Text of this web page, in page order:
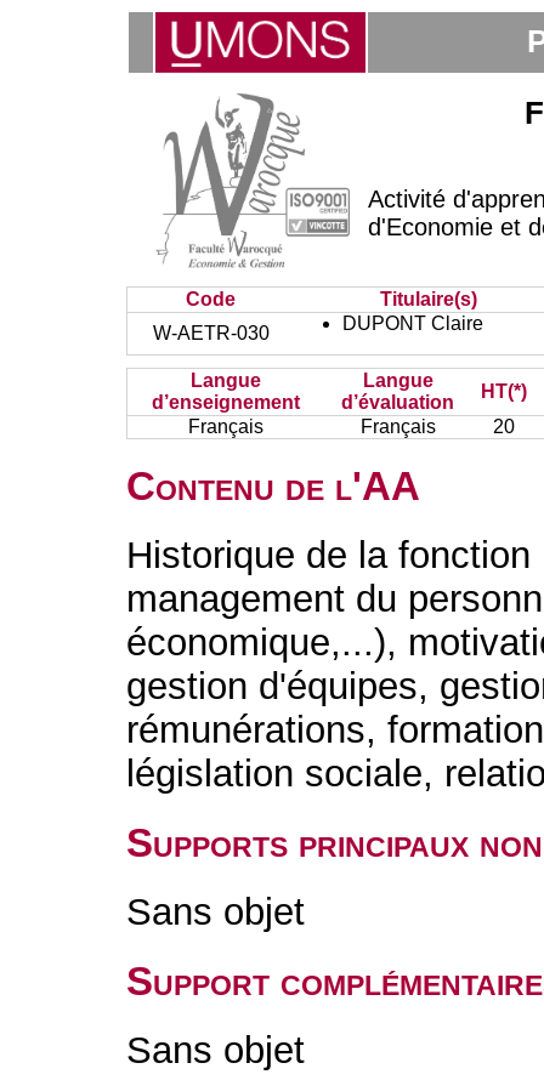
Activité
d'Economie et
Code
Titulaire(s)
W-AETR-030
DUPONT Claire
Langue
d’enseignement
Langue
d’évaluation
HT(*)
Français
Français 20
Contenu de l'AA
Historique de la
management du
économique,...),
gestion d'équipes,
rémunérations,
législation sociale,
Supports principaux
Sans objet
Support
Sans objet